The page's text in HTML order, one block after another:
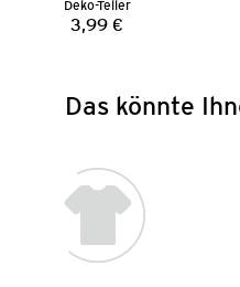
Deko-Teller
Preis:
3,99 €
Das könnte